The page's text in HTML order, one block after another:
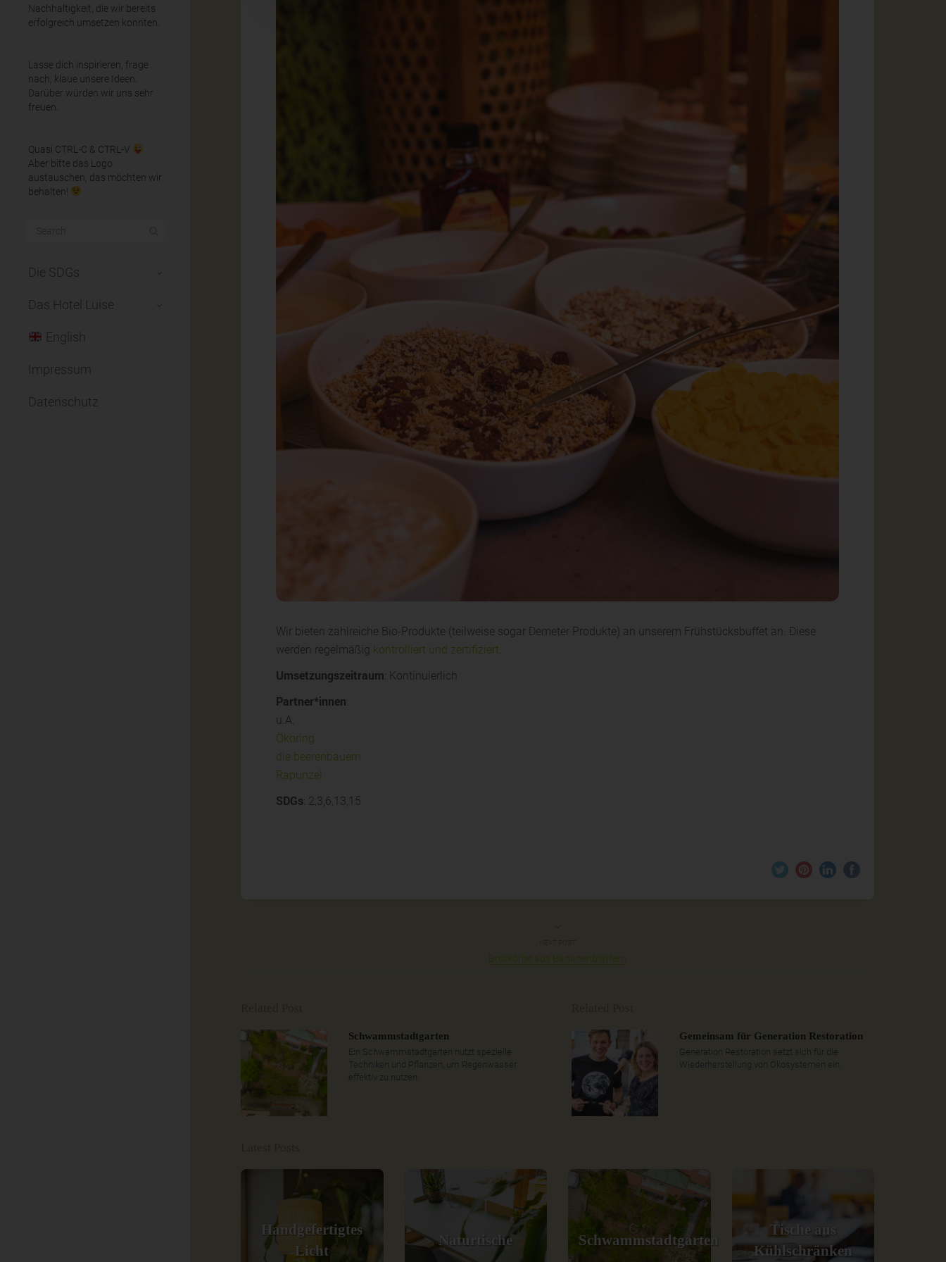
Nachhaltigkeit, die wir bereits
erfolgreich umsetzen konnten.
Lasse dich inspirieren, frage
nach, klaue unsere Ideen.
Darüber würden wir uns sehr
freuen.
Quasi CTRL-C & CTRL-V
Aber bitte das Logo
austauschen, das möchten wir
behalten!
Die SDGs
Das Hotel Luise
English
Impressum
Datenschutz
Wir bieten zahlreiche Bio-Produkte (teilweise sogar Demeter Produkte) an unserem Frühstücksbuffet an. Diese
werden regelmäßig kontrolliert und zertifiziert.
Umsetzungszeitraum: Kontinuierlich
Partner*innen:
u.A.
Ökoring
die beerenbauern
Rapunzel
SDGs: 2,3,6,13,15
Brotkörbe aus Bananenblättern
Schwammstadtgarten
Ein Schwammstadtgarten nutzt spezielle
Techniken und Pflanzen, um Regenwasser
effektiv zu nutzen.
Gemeinsam für Generation Restoration
Generation Restoration setzt sich für die
Wiederherstellung von Ökosystemen ein.
Handgefertigtes
Licht
Naturtische Schwammstadtgarten
Tische aus
Kühlschränken